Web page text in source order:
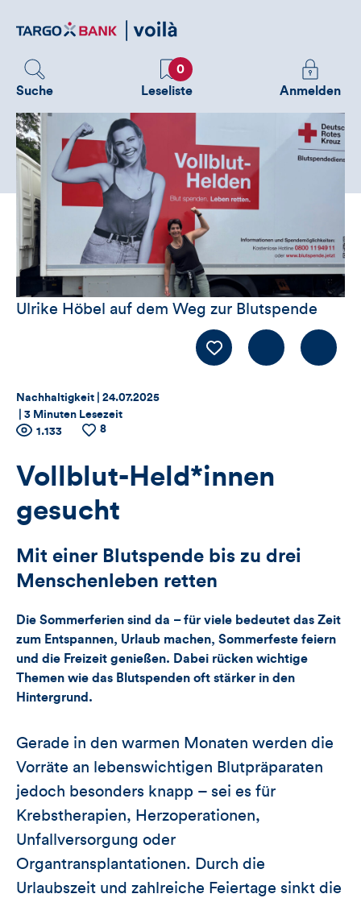
zum
Suche
Favoriten
0
Leseliste
Melden
Sie
zusätzliche
Anmelden
Ulrike Höbel auf dem Weg zur Blutspende
LIKE Kommentieren
Thema:
Nachhaltigkeit | Datum:
24.07.2025
3 Minuten Lesezeit
Zähler
für
Views,
Likes
und
Kommentare
dieses
Artikels
Anzahl
Views
1.133
Anzahl
Likes
8
Vollblut-Held*innen
gesucht
Mit einer Blutspende bis zu drei
Menschenleben retten
Die Sommerferien sind da – für viele bedeutet das Zeit
zum Entspannen, Urlaub machen, Sommerfeste feiern
und die Freizeit genießen. Dabei rücken wichtige
Themen wie das Blutspenden oft stärker in den
Hintergrund.
Gerade in den warmen Monaten werden die
Vorräte an lebenswichtigen Blutpräparaten
jedoch besonders knapp – sei es für
Krebstherapien, Herzoperationen,
Unfallversorgung oder
Organtransplantationen. Durch die
Urlaubszeit und zahlreiche Feiertage sinkt die